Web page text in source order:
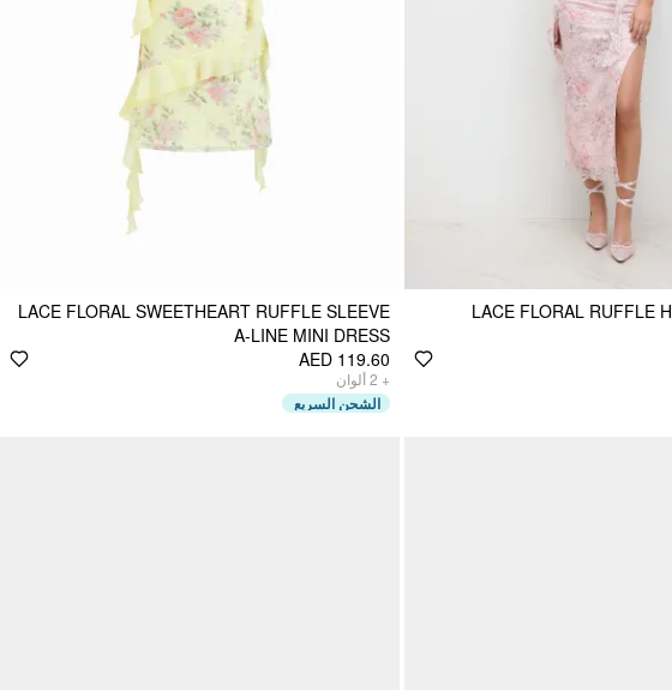
LACE FLORAL RUFFLE
LACE FLORAL SWEETHEART RUFFLE SLEEVE
A-LINE MINI DRESS
AED 119.60
+
2ألوان
الشحن السريع